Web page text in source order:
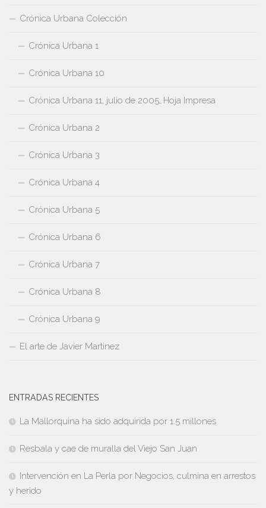
Crónica Urbana Colección
Crónica Urbana 1
Crónica Urbana 10
Crónica Urbana 11, julio de 2005, Hoja Impresa
Crónica Urbana 2
Crónica Urbana 3
Crónica Urbana 4
Crónica Urbana 5
Crónica Urbana 6
Crónica Urbana 7
Crónica Urbana 8
Crónica Urbana 9
El arte de Javier Martinez
ENTRADAS RECIENTES
La Mallorquina ha sido adquirida por 1.5 millones
Resbala y cae de muralla del Viejo San Juan
Intervención en La Perla por Negocios, culmina en arrestos
y herido